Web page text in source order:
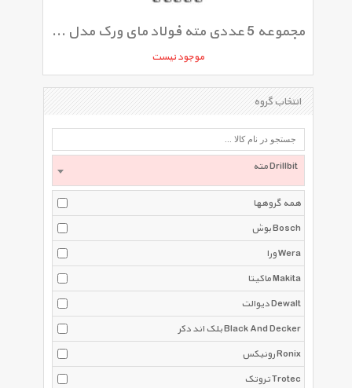
مجموعه 5 عددی مته فولاد مای ورک مدل 070MW
موجود نیست
انتخاب گروه
مته Drillbit
همه گروهها
بوش Bosch
ورا Wera
ماکیتا Makita
دیوالت Dewalt
بلک اند دکر Black And Decker
رونیکس Ronix
تروتک Trotec